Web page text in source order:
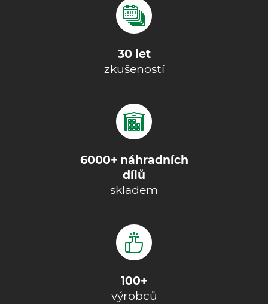
30 let
zkušeností
6000+ náhradních
dílů
skladem
100+
výrobců